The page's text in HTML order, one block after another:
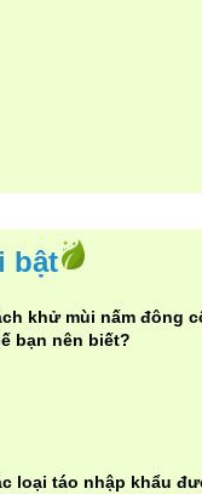
bật
khử mùi nấm đông
bạn nên biết?
loại táo nhập khẩu